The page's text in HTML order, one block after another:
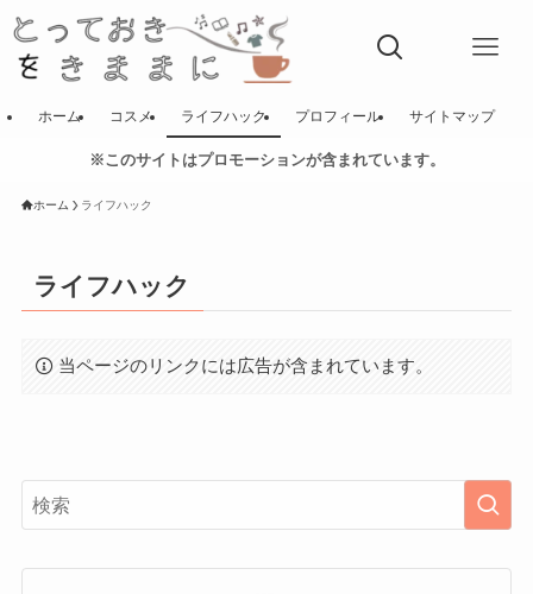
ホーム コスメ ライフハック プロフィール サイトマップ
※このサイトはプロモーションが含まれています。
ホーム ライフハック
ライフハック
当ページのリンクには広告が含まれています。